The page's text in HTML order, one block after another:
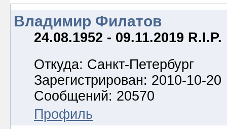
Владимир Филатов
24.08.1952 - 09.11.2019 R.I.P.
Откуда: Санкт-Петербург
Зарегистрирован: 2010-10-20
Сообщений: 20570
Профиль